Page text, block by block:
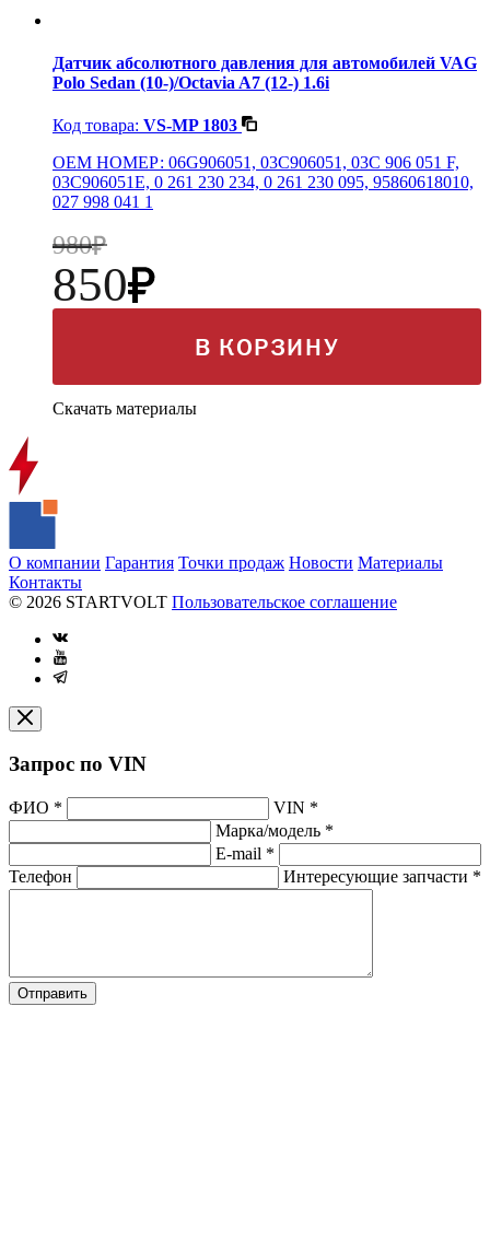
Датчик абсолютного давления для автомобилей VAG
Polo Sedan (10-)/Octavia A7 (12-) 1.6i
Код товара: VS-MP 1803
OEM НОМЕР: 06G906051, 03C906051, 03C 906 051 F,
03C906051E, 0 261 230 234, 0 261 230 095, 95860618010,
027 998 041 1
980
850
В КОРЗИНУ
Скачать материалы
О компании Гарантия Точки продаж Новости Материалы
Контакты
© 2026 STARTVOLT Пользовательское соглашение
Запрос по VIN
ФИО * VIN *
Марка/модель *
E-mail *
Телефон
Интересующие запчасти *